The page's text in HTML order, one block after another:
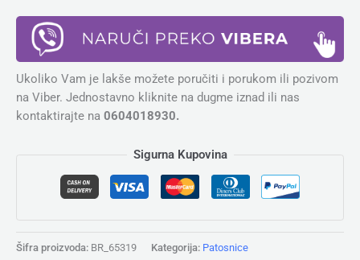
Ukoliko Vam je lakše možete poručiti i porukom ili pozivom
na Viber. Jednostavno kliknite na dugme iznad ili nas
kontaktirajte na 0604018930.
Sigurna Kupovina
Šifra proizvoda: BR_65319 Kategorija: Patosnice